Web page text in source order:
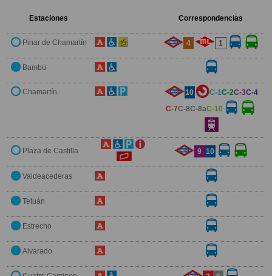
Estaciones Correspondencias
Pinar de Chamartín 4 1
Bambú
Chamartín 10 C-1C-2C-3C-4
C-7C-8C-8aC-10
Plaza de Castilla 9 10
Valdeacederas
Tetuán
Estrecho
Alvarado